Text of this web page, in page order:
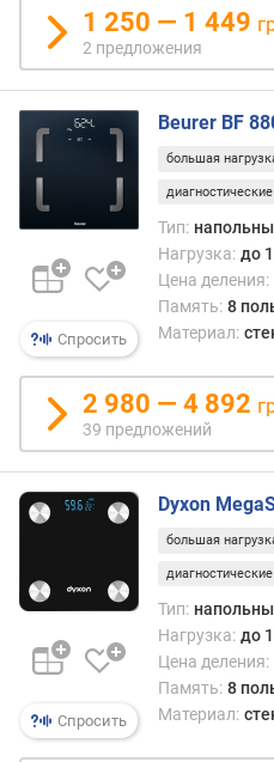
1 250 — 1 449
2 предложения
Спросить
Beurer BF
большая
диагностические
Тип:
Нагрузка: до
Цена деления:
Память: 8
Материал:
2 980 — 4 892
39 предложений
Спросить
Dyxon
большая
диагностические
Тип:
Нагрузка: до
Цена деления:
Память: 8
Материал: